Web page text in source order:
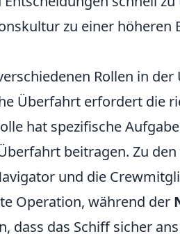
zu einer höheren
Rollen in
Überfahrt erfordert die
hat spezifische
beitragen. Zu
und die
Operation, während der
dass das Schiff sicher